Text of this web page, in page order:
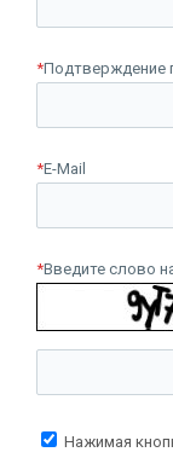
*Подтверждение
*E-Mail
*Введите слово
Нажимая